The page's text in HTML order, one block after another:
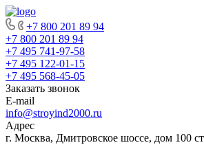
+7 800 201 89 94
+7 800 201 89 94
+7 495 741-97-58
+7 495 122-01-15
+7 495 568-45-05
Заказать звонок
E-mail
info@stroyind2000.ru
Адрес
г. Москва, Дмитровское шоссе, дом 100